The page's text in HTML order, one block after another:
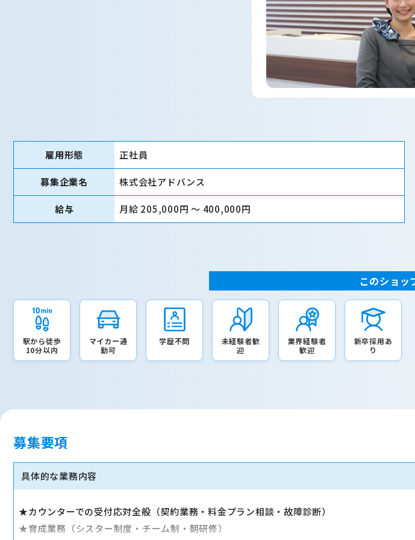
雇用形態 正社員
募集企業名 株式会社アドバンス
給与 月給 205,000円 〜 400,000円
このショッ
駅から徒歩
10分以内
マイカー通
勤可
学歴不問
未経験者歓
迎
業界経験者
歓迎
新卒採用あ
り
募集要項
具体的な業務内容
★カウンターでの受付応対全般（契約業務・料金プラン相談・故障診断）
★育成業務（シスター制度・チーム制・朝研修）